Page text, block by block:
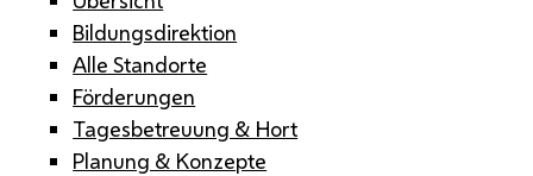
Bildungsdirektion
Alle Standorte
Förderungen
Tagesbetreuung & Hort
Planung & Konzepte